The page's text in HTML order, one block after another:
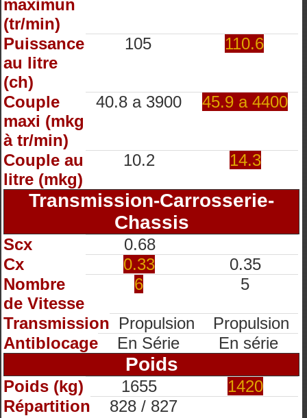
maximun
(tr/min)
Puissance
au litre
(ch)
105 110.6
Couple
maxi (mkg
à tr/min)
40.8 a 3900 45.9 a 4400
Couple au
litre (mkg)
10.2 14.3
Transmission-Carrosserie-
Chassis
Scx
0.68
Cx
0.33
0.35
Nombre
de Vitesse
6 5
Transmission Propulsion
Propulsion
Antiblocage
En Série En série
Poids
Poids (kg) 1655
1420
Répartition
828 / 827